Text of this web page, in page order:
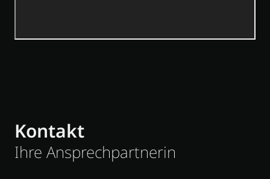
Kontakt
Ihre Ansprechpartnerin